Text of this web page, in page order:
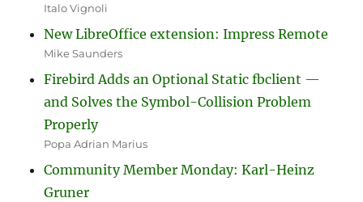
Italo Vignoli
New LibreOffice extension: Impress Remote
Mike Saunders
Firebird Adds an Optional Static fbclient —
and Solves the Symbol-Collision Problem
Properly
Popa Adrian Marius
Community Member Monday: Karl-Heinz
Gruner